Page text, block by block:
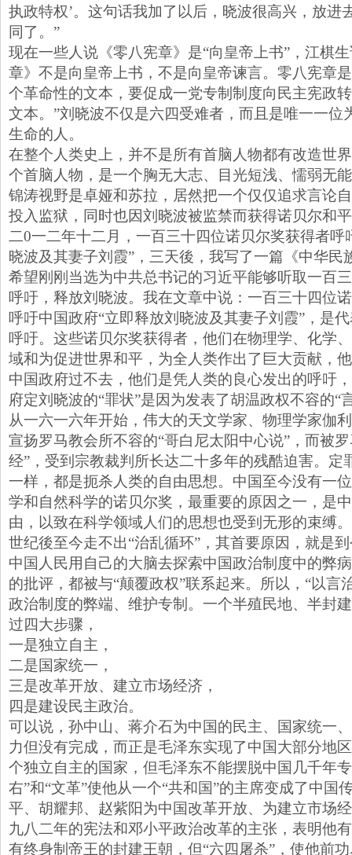
执政特权’。这句话我加了以后，晓波很高兴，放进
同了。”
现在一些人说《零八宪章》是“向皇帝上书”，江棋
章》不是向皇帝上书，不是向皇帝谏言。零八宪章
个革命性的文本，要促成一党专制制度向民主宪政
文本。”刘晓波不仅是六四受难者，而且是唯一一位
生命的人。
在整个人类史上，并不是所有首脑人物都有改造世
个首脑人物，是一个胸无大志、目光短浅、懦弱无
锦涛视野是卓娅和苏拉，居然把一个仅仅追求言论
投入监狱，同时也因刘晓波被监禁而获得诺贝尔和
二0一二年十二月，一百三十四位诺贝尔奖获得者呼
晓波及其妻子刘霞”，三天後，我写了一篇《中华民
希望刚刚当选为中共总书记的习近平能够听取一百
呼吁，释放刘晓波。我在文章中说：一百三十四位
呼吁中国政府“立即释放刘晓波及其妻子刘霞”，是
呼吁。这些诺贝尔奖获得者，他们在物理学、化学
域和为促进世界和平，为全人类作出了巨大贡献，
中国政府过不去，他们是凭人类的良心发出的呼吁
府定刘晓波的“罪状”是因为发表了胡温政权不容的“
从一六一六年开始，伟大的天文学家、物理学家伽
宣扬罗马教会所不容的“哥白尼太阳中心说”，而被
经”，受到宗教裁判所长达二十多年的残酷迫害。定
一样，都是扼杀人类的自由思想。中国至今没有一
学和自然科学的诺贝尔奖，最重要的原因之一，是
由，以致在科学领域人们的思想也受到无形的束缚
世纪後至今走不出“治乱循环”，其首要原因，就是
中国人民用自己的大脑去探索中国政治制度中的弊
的批评，都被与“颠覆政权”联系起来。所以，“以言
政治制度的弊端、维护专制。一个半殖民地、半封
过四大步骤，
一是独立自主，
二是国家统一，
三是改革开放、建立市场经济，
四是建设民主政治。
可以说，孙中山、蒋介石为中国的民主、国家统一
力但没有完成，而正是毛泽东实现了中国大部分地
个独立自主的国家，但毛泽东不能摆脱中国几千年
右”和“文革”使他从一个“共和国”的主席变成了中国
平、胡耀邦、赵紫阳为中国改革开放、为建立市场
九八二年的宪法和邓小平政治改革的主张，表明他
有终身制帝王的封建王朝，但“六四屠杀”，使他前